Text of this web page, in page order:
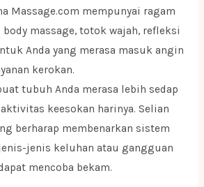
Massage.com mempunyai ragam
massage, totok wajah, refleksi
Anda yang merasa masuk angin
kerokan.
tubuh Anda merasa lebih sedap
keesokan harinya. Selian
berharap membenarkan sistem
jenis keluhan atau gangguan
mencoba bekam.